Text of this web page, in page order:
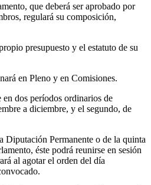
que deberá ser aprobado por
regulará su composición,
presupuesto y el estatuto de su
en Pleno y en Comisiones.
dos períodos ordinarios de
a diciembre, y el segundo, de
Diputación Permanente o de la quinta
éste podrá reunirse en sesión
al agotar el orden del día